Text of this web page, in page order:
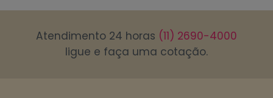
Atendimento 24 horas (11) 2690-4000
ligue e faça uma cotação.